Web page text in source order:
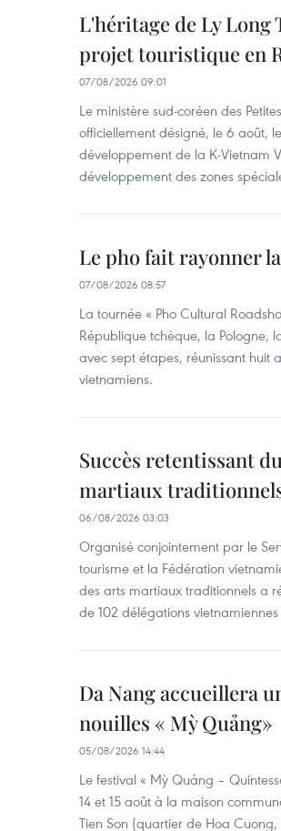
L'héritage de Ly
projet touristique en
07/08/2026 09:01
Le ministère sud-coréen des
officiellement désigné, le 6 août,
développement de la K-Vietnam
développement des zones
Le pho fait rayonner
07/08/2026 08:57
La tournée « Pho Cultural
République tchèque, la Pologne,
avec sept étapes, réunissant huit
vietnamiens.
Succès retentissant
martiaux
06/08/2026 03:03
Organisé conjointement par le
tourisme et la Fédération
des arts martiaux traditionnels a
de 102 délégations
Da Nang accueillera
nouilles « Mỳ Quảng»
05/08/2026 14:44
Le festival « Mỳ Quảng –
14 et 15 août à la maison
Tien Son (quartier de Hoa